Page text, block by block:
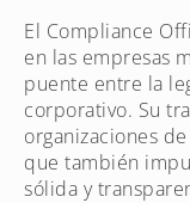
El Compliance
en las empresas
puente entre la
corporativo. Su
organizaciones
que también
sólida y